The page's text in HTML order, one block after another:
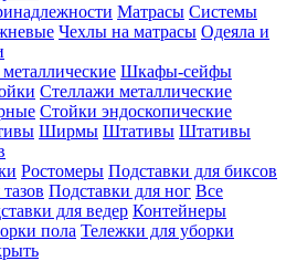
Матрасы Системы
Чехлы на матрасы Одеяла и
Шкафы-сейфы
Стеллажи металлические
Стойки эндоскопические
Ширмы Штативы Штативы
Ростомеры Подставки для биксов
Подставки для ног Все
для ведер Контейнеры
пола Тележки для уборки